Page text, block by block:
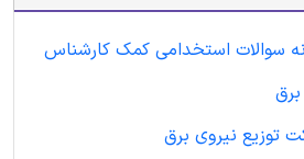
سوالات استخدامی کمک کارشناس
توزیع نیروی برق